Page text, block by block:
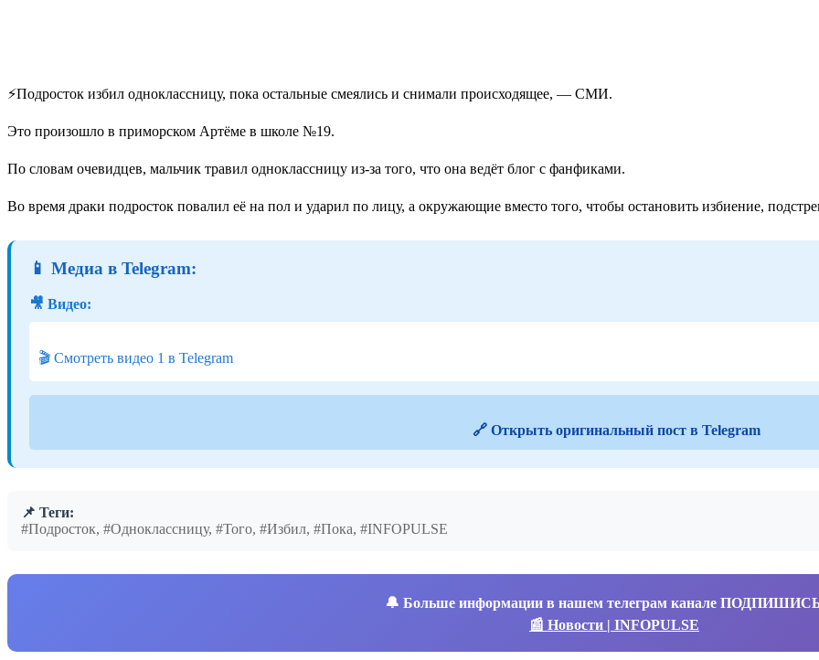
⚡️Подросток избил одноклассницу, пока остальные смеялись и снимали происходящее, — СМИ.
Это произошло в приморском Артёме в школе №19.
По словам очевидцев, мальчик травил одноклассницу из-за того, что она ведёт блог с фанфиками.
Во время драки подросток повалил её на пол и ударил по лицу, а окружающие вместо того, чтобы остановить избиение,
📱 Медиа в Telegram:
🎥 Видео:
🎬 Смотреть видео 1 в Telegram
🔗 Открыть оригинальный пост в Telegram
📌 Теги:
#Подросток, #Одноклассницу, #Того, #Избил, #Пока, #INFOPULSE
🔔 Больше информации в нашем телеграм канале
📰 Новости | INFOPULSE